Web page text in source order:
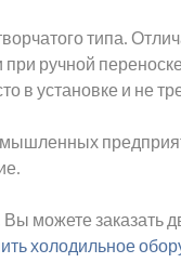
типа.
ручной
установке и не
можете заказать
холодильное